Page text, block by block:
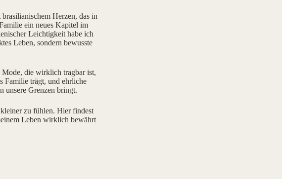
Herzen, das in
ein neues Kapitel im
Leichtigkeit habe ich
Leben, sondern bewusste
Mode, die wirklich tragbar ist,
Familie trägt, und ehrliche
unsere Grenzen bringt.
zu fühlen. Hier findest
Leben wirklich bewährt